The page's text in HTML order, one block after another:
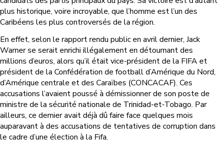
plus historique, voire incroyable, que l’homme est l’un des
Caribéens les plus controversés de la région.
En effet, selon le rapport rendu publicen avril dernier, Jack
Warner se serait enrichi illégalement en détournantdes
millions d’euros, alors qu’il étaitvice-président de la FIFA et
président de la Confédération de football d’Amérique du Nord,
d’Amérique centrale et des Caraïbes (CONCACAF). Ces
accusations l’avaient poussé à démissionner de son poste de
ministre de la sécurité nationale de Trinidad-et-Tobago. Par
ailleurs, ce dernier avait déjà dû faire face quelques mois
auparavant à des accusations de tentatives de corruption dans
le cadre d’une élection à la Fifa.